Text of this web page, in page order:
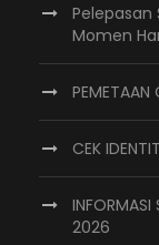
Pelepasan
Momen
PEMETAAN
CEK
INFORMASI
2026